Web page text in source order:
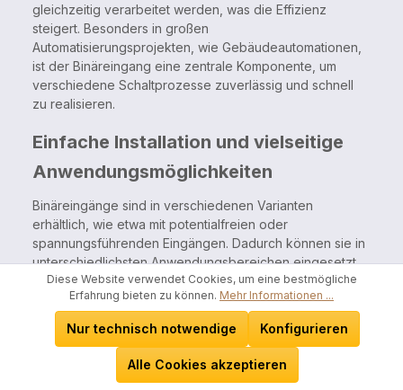
gleichzeitig verarbeitet werden, was die Effizienz
steigert. Besonders in großen
Automatisierungsprojekten, wie Gebäudeautomationen,
ist der Binäreingang eine zentrale Komponente, um
verschiedene Schaltprozesse zuverlässig und schnell
zu realisieren.
Einfache Installation und vielseitige
Anwendungsmöglichkeiten
Binäreingänge sind in verschiedenen Varianten
erhältlich, wie etwa mit potentialfreien oder
spannungsführenden Eingängen. Dadurch können sie in
unterschiedlichsten Anwendungsbereichen eingesetzt
werden, wie der Steuerung von Licht, Heizung,
Alarmanlagen oder Rollläden. Dank ihrer kompakten
Bauweise lassen sie sich einfach in Unterputzdosen
oder Schalttafeln montieren. Diese Geräte sind somit
ideal für eine diskrete Installation in bestehenden
Gebäudestrukturen, ohne aufwändige bauliche
Diese Website verwendet Cookies, um eine bestmögliche
Erfahrung bieten zu können. Mehr Informationen ...
Nur technisch notwendige Konfigurieren
Alle Cookies akzeptieren